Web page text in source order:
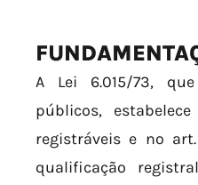
A Lei 6.015/73,
públicos,
registráveis e no
qualificação